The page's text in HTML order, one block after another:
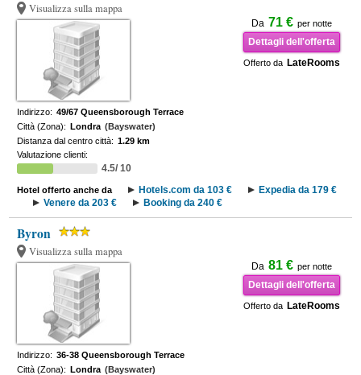
Visualizza sulla mappa
Da 71 € per notte
Dettagli dell'offerta
Offerto da LateRooms
Indirizzo: 49/67 Queensborough Terrace
Città (Zona): Londra (Bayswater)
Distanza dal centro città: 1.29 km
Valutazione clienti:
4.5/ 10
Hotel offerto anche da Hotels.com da 103 €
Expedia da 179 €
Venere da 203 €
Booking da 240 €
Byron
Visualizza sulla mappa
Da 81 € per notte
Dettagli dell'offerta
Offerto da LateRooms
Indirizzo: 36-38 Queensborough Terrace
Città (Zona): Londra (Bayswater)